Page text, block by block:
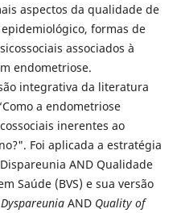
aspectos da qualidade de
formas de
associados à
endometriose.
integrativa da literatura
a endometriose
inerentes ao
Foi aplicada a estratégia
AND Qualidade
Saúde (BVS) e sua versão
DyspareuniaAND Quality of